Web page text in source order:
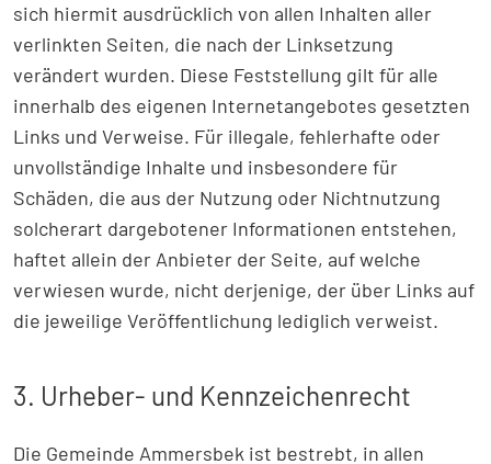
sich hiermit ausdrücklich von allen Inhalten aller
verlinkten Seiten, die nach der Linksetzung
verändert wurden. Diese Feststellung gilt für alle
innerhalb des eigenen Internetangebotes gesetzten
Links und Verweise. Für illegale, fehlerhafte oder
unvollständige Inhalte und insbesondere für
Schäden, die aus der Nutzung oder Nichtnutzung
solcherart dargebotener Informationen entstehen,
haftet allein der Anbieter der Seite, auf welche
verwiesen wurde, nicht derjenige, der über Links auf
die jeweilige Veröffentlichung lediglich verweist.
3. Urheber- und Kennzeichenrecht
Die Gemeinde Ammersbek ist bestrebt, in allen